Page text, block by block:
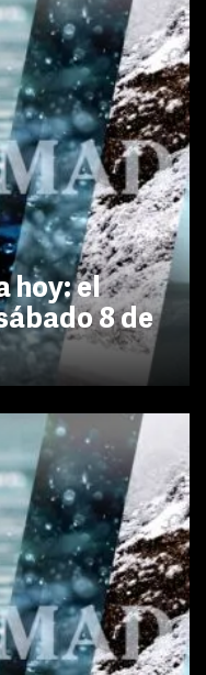
hoy: el
8 de